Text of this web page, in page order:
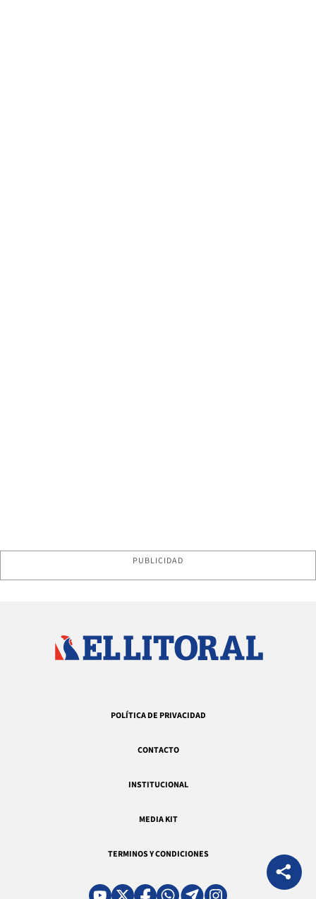
PUBLICIDAD
POLÍTICA DE PRIVACIDAD
CONTACTO
INSTITUCIONAL
MEDIA KIT
TERMINOS Y CONDICIONES